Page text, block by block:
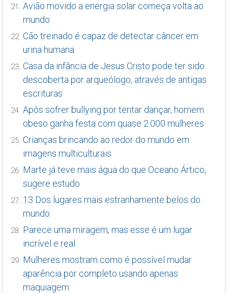
Avião movido a energia solar começa volta ao
mundo
Cão treinado é capaz de detectar câncer em
urina humana
Casa da infância de Jesus Cristo pode ter sido
descoberta por arqueólogo, através de antigas
escrituras
Após sofrer bullying por tentar dançar, homem
obeso ganha festa com quase 2.000 mulheres
Crianças brincando ao redor do mundo em
imagens multiculturais
Marte já teve mais água do que Oceano Ártico,
sugere estudo
13 Dos lugares mais estranhamente belos do
mundo
Parece uma miragem, mas esse é um lugar
incrível e real
Mulheres mostram como é possível mudar
aparência por completo usando apenas
maquiagem